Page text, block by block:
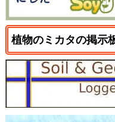
植物のミカタの掲示